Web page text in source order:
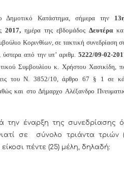
Δημοτικό Κατάστημα, σήμερα την
2017, ημέρα της εβδομάδοςΔευτέρα
Κορινθίων, σε τακτική συνεδρίαση
από την υπ’ αριθμ. 5222/09-02-
Συμβουλίου κ. Χρήστου Χασικίδη,
του Ν. 3852/10, άρθρο 67 § 1 σε
και στο Δήμαρχο Αλέξανδρο
την έναρξη της συνεδρίασης
σε σύνολο τριάντα τριών
πέντε (25) μέλη, δηλαδή: